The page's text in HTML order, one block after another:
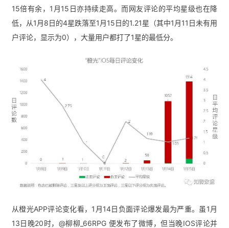
15倍有余，1月15日亦持续走高。而网友评论的平均星级也在降
低，从1月8日的4星跌落至1月15日的1.21星（其中1月11日未有用
户评论，显示为0），大量用户都打了1星的最低分。
从橙光APP评论变化看，1月14日负面评论爆发最为严重。虽1月
13日晚20时，@柳柳_66RPG 便发布了微博，但当晚IOS评论并